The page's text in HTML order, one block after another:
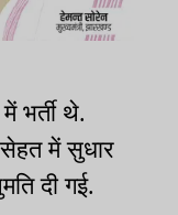
भर्ती थे.
में सुधार
दी गई.